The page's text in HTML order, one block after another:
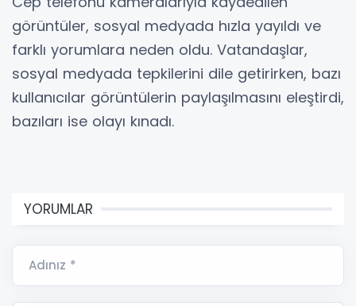
görüntüler, sosyal medyada hızla yayıldı ve
farklı yorumlara neden oldu. Vatandaşlar,
sosyal medyada tepkilerini dile getirirken, bazı
kullanıcılar görüntülerin paylaşılmasını eleştirdi,
bazıları ise olayı kınadı.
YORUMLAR
Adınız *